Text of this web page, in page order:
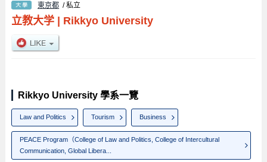
東京都 / 私立
立教大学| Rikkyo University
Rikkyo University 學系一覽
Law and Politics Tourism Business
PEACE Program（College of Law and Politics, College of Intercultural
Communication, Global Libera...